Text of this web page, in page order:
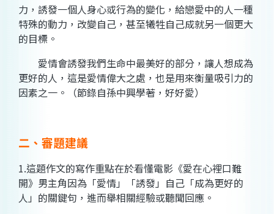
力，誘發一個人身心或行為的變化，給戀愛中的人一種
特殊的動力，改變自己，甚至犧牲自己成就另一個更大
的目標。
愛情會誘發我們生命中最美好的部分，讓人想成為
更好的人，這是愛情偉大之處，也是用來衡量吸引力的
因素之一。（節錄自孫中興學著，好好愛）
二、審題建議
1.這題作文的寫作重點在於看懂電影《愛在心裡口難
開》男主角因為「愛情」「誘發」自己「成為更好的
人」的關鍵句，進而舉相關經驗或聽聞回應。